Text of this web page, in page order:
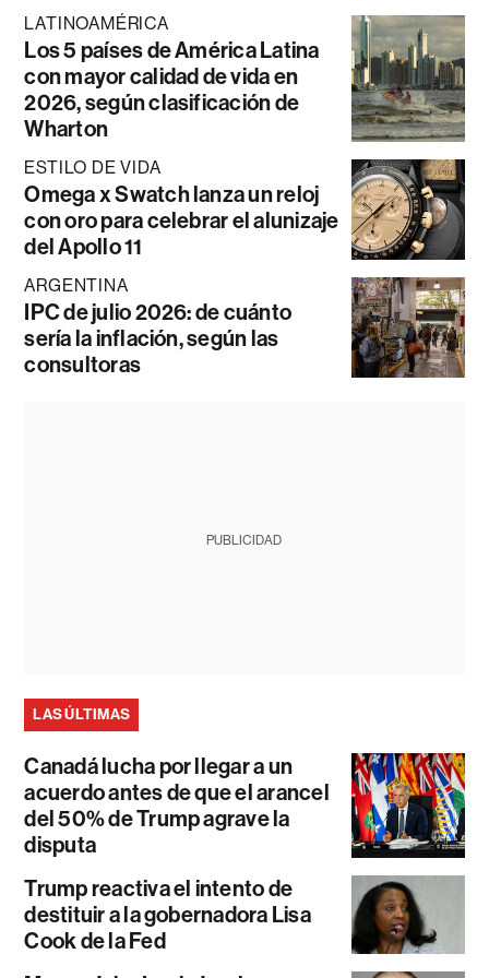
LATINOAMÉRICA
Los 5 países de América Latina
con mayor calidad de vida en
2026, según clasificación de
Wharton
ESTILO DE VIDA
Omega x Swatch lanza un reloj
con oro para celebrar el alunizaje
del Apollo 11
ARGENTINA
IPC de julio 2026: de cuánto
sería la inflación, según las
consultoras
PUBLICIDAD
LAS ÚLTIMAS
Canadá lucha por llegar a un
acuerdo antes de que el arancel
del 50% de Trump agrave la
disputa
Trump reactiva el intento de
destituir a la gobernadora Lisa
Cook de la Fed